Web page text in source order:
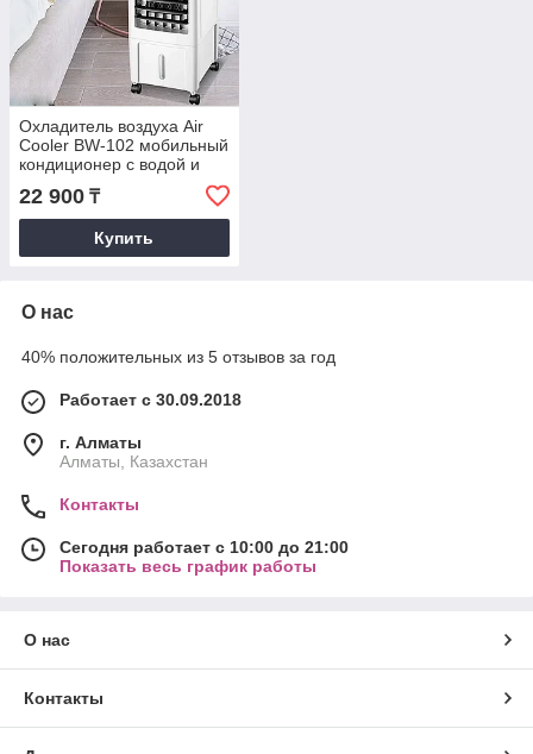
Охладитель воздуха Air
Cooler BW-102 мобильный
кондиционер с водой и
увлажнением 3 режима
вентилятор тумана
22 900 ₸
Купить
О нас
40% положительных из 5 отзывов за год
Работает с 30.09.2018
г. Алматы
Алматы, Казахстан
Контакты
Сегодня работает с 10:00 до 21:00
Показать весь график работы
О нас
Контакты